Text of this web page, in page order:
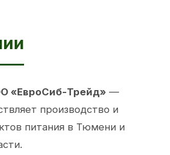
«ЕвроСиб-Трейд» —
производство и
питания в Тюмени и